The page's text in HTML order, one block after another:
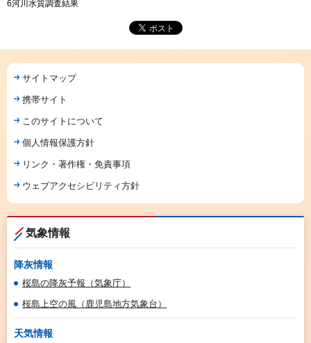
6河川水質調査結果
サイトマップ
携帯サイト
このサイトについて
個人情報保護方針
リンク・著作権・免責事項
ウェブアクセシビリティ方針
気象情報
降灰情報
桜島の降灰予報（気象庁）
桜島上空の風（鹿児島地方気象台）
天気情報